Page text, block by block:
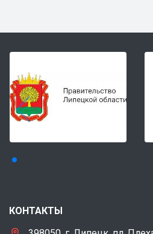
КОНТАКТЫ